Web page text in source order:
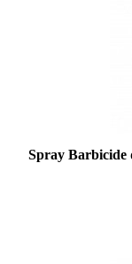
Spray Barbicide